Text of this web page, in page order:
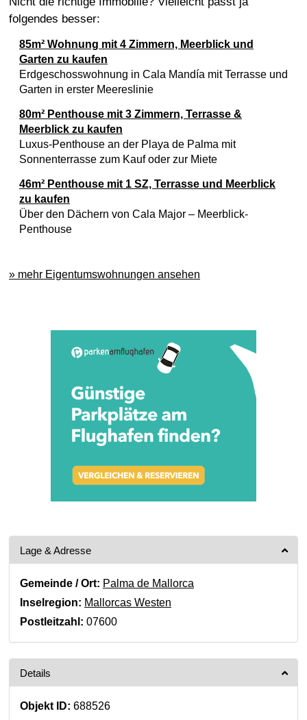
folgendes besser:
85m² Wohnung mit 4 Zimmern, Meerblick und
Garten zu kaufen
Erdgeschosswohnung in Cala Mandía mit Terrasse und
Garten in erster Meereslinie
80m² Penthouse mit 3 Zimmern, Terrasse &
Meerblick zu kaufen
Luxus-Penthouse an der Playa de Palma mit
Sonnenterrasse zum Kauf oder zur Miete
46m² Penthouse mit 1 SZ, Terrasse und Meerblick
zu kaufen
Über den Dächern von Cala Major – Meerblick-
Penthouse
» mehr Eigentumswohnungen ansehen
Lage & Adresse
Gemeinde / Ort: Palma de Mallorca
Inselregion: Mallorcas Westen
Postleitzahl: 07600
Details
Objekt ID: 688526